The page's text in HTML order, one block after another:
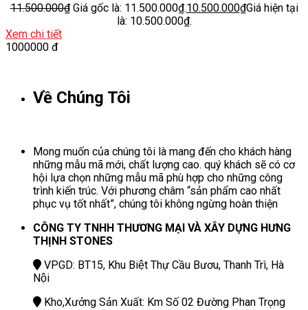
11.500.000₫ Giá gốc là: 11.500.000₫.10.500.000₫Giá hiện tại
là: 10.500.000₫.
Xem chi tiết
1000000 đ
Về Chúng Tôi
Mong muốn của chúng tôi là mang đến cho khách hàng
những mẫu mã mới, chất lượng cao. quý khách sẽ có cơ
hội lựa chọn những mẫu mã phù hợp cho những công
trình kiến trúc. Với phương châm “sản phẩm cao nhất
phục vụ tốt nhất”, chúng tôi không ngừng hoàn thiện
CÔNG TY TNHH THƯƠNG MẠI VÀ XÂY DỰNG HƯNG
THỊNH STONES
VPGD: BT15, Khu Biệt Thự Cầu Bươu, Thanh Trì, Hà
Nội
Kho,Xưởng Sản Xuất: Km Số 02 Đường Phan Trọng